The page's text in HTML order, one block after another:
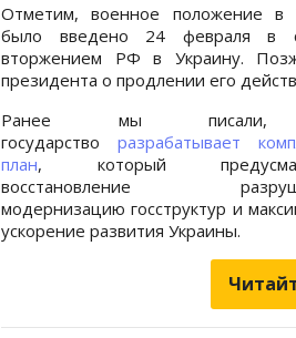
Отметим, военное положение в
было введено 24 февраля в
вторжением РФ в Украину.
президента о продлении его
Ранее мы
государство разрабатывает
план, который
восстановление
модернизацию госструктур и
ускорение развития Украины.